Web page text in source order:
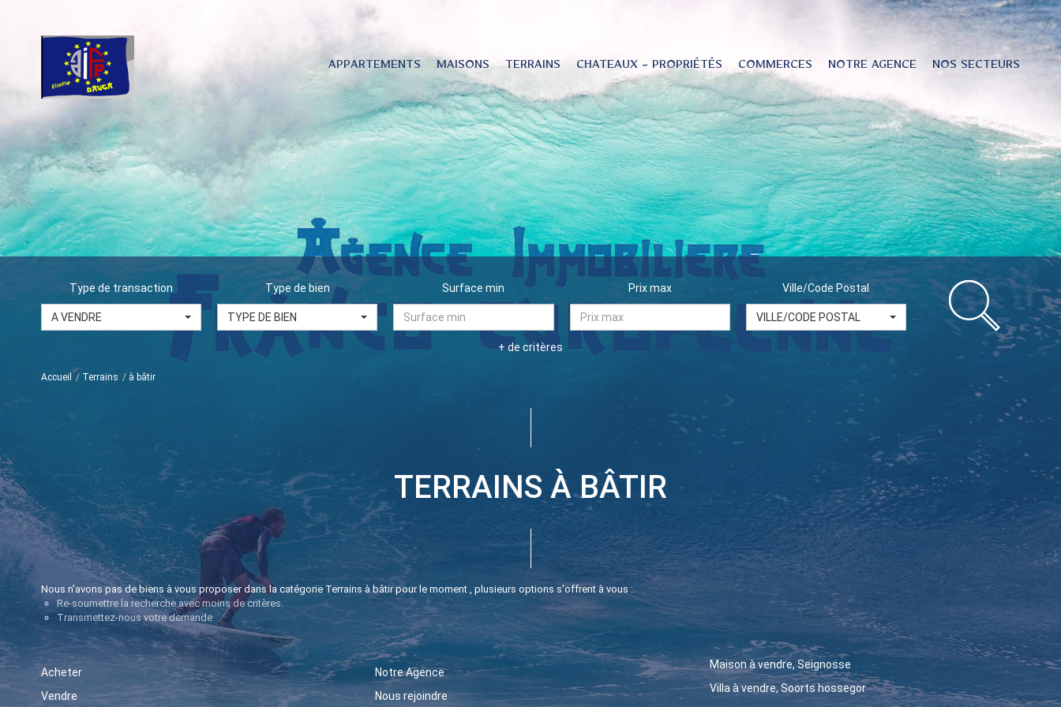
APPARTEMENTS MAISONS TERRAINS CHATEAUX - PROPRIÉTÉS COMMERCES NOTRE AGENCE NOS SECTEURS
Type de transaction
A VENDRE
Type de bien
TYPE DE BIEN
Surface min Prix max Ville/Code Postal
VILLE/CODE POSTAL
+ de critères
Accueil Terrains à bâtir
TERRAINS À BÂTIR
Nous n'avons pas de biens à vous proposer dans la catégorie Terrains à bâtir pour le moment , plusieurs options s'offrent à vous :
Re-soumettre la recherche avec moins de critères.
Transmettez-nous votre demande
Acheter
Vendre
Notre Agence
Nous rejoindre
Maison à vendre, Seignosse
Villa à vendre, Soorts hossegor